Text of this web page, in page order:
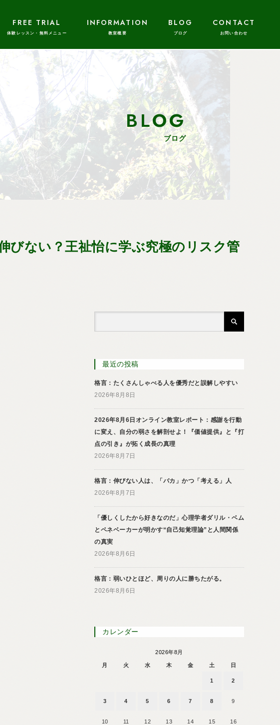
FREE TRIAL INFORMATION BLOG CONTACT
BLOG
ブログ
びない？王祉怡に学ぶ究極のリスク管
最近の投稿
格言：たくさんしゃべる人を優秀だと誤解しやすい
2026年8月8日
2026年8月6日オンライン教室レポート：感謝を行動
に変え、自分の弱さを解剖せよ！『価値提供』と『打
点の引き』が拓く成長の真理
2026年8月7日
格言：伸びない人は、「バカ」かつ「考える」人
2026年8月7日
「優しくしたから好きなのだ」心理学者ダリル・ベム
とペネベーカーが明かす“自己知覚理論”と人間関係
の真実
2026年8月6日
格言：弱いひとほど、周りの人に勝ちたがる。
2026年8月6日
カレンダー
2026年8月
月 火 水 木 金 土 日
1 2
3 4 5 6 7 8 9
10 11 12 13 14 15 16